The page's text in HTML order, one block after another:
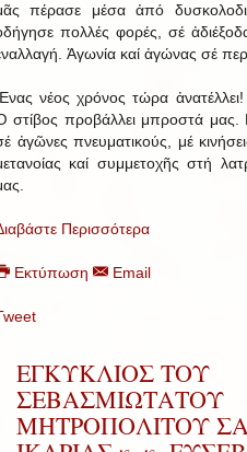
πέρασε μέσα ἀπό
πολλές φορές, σέ
Ἀγωνία καί ἀγώνας σέ
νέος χρόνος τώρα
στίβος προβάλλει μπροστά μας.
ἀγῶνες πνευματικούς, μέ
καί συμμετοχῆς στή
Περισσότερα
Εκτύπωση Email
ΕΓΚΥΚΛΙΟΣ ΤΟΥ
ΣΕΒΑΣΜΙΩΤΑΤΟΥ
ΜΗΤΡΟΠΟΛΙΤΟΥ